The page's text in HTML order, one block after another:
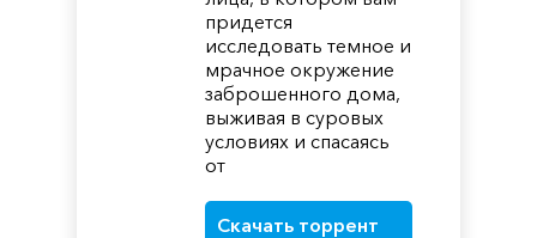
придется
исследовать темное и
мрачное окружение
заброшенного дома,
выживая в суровых
условиях и спасаясь
от
Скачать торрент